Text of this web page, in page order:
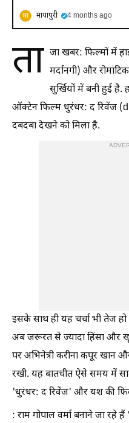
मायापुरी 4 months ago
ता जा खबर: फिल्मों में
मर्दानगी) और
सुर्खियों में बनी हुई
ऑक्टेन फिल्म धुरंधर: द रिवेंज
दबदबा देखने को मिला है.
इसके साथ ही यह चर्चा भी तेज
अब जरूरत से ज्यादा हिंसा और
पर अभिनेत्री करीना कपूर खान
रखी. यह बातचीत ऐसे समय में
'धुरंधर: द रिवेंज' और यश की
: राम गोपाल वर्मा बनाने जा